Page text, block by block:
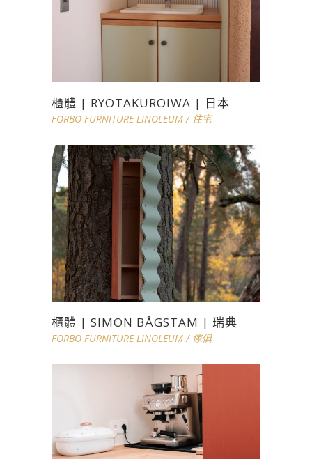
櫃體 | RYOTAKUROIWA | 日本
FORBO FURNITURE LINOLEUM/ 住宅
櫃體 | SIMON BÅGSTAM | 瑞典
FORBO FURNITURE LINOLEUM/ 傢俱